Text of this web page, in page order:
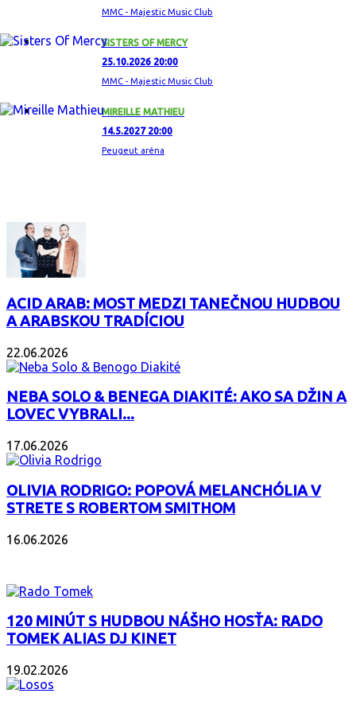
MMC - Majestic Music Club
SISTERS OF MERCY
25.10.2026 20:00
MMC - Majestic Music Club
MIREILLE MATHIEU
14.5.2027 20:00
Peugeut aréna
ACID ARAB: MOST MEDZI TANEČNOU HUDBOU
A ARABSKOU TRADÍCIOU
22.06.2026
NEBA SOLO & BENEGA DIAKITÉ: AKO SA DŽIN A
LOVEC VYBRALI...
17.06.2026
OLIVIA RODRIGO: POPOVÁ MELANCHÓLIA V
STRETE S ROBERTOM SMITHOM
16.06.2026
120 MINÚT S HUDBOU NÁŠHO HOSŤA: RADO
TOMEK ALIAS DJ KINET
19.02.2026